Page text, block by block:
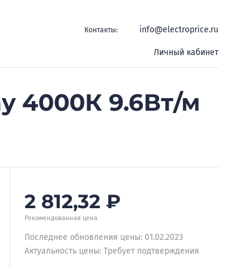
Контакты: info@electroprice.ru
Личный кабинет
4000К 9.6Вт/м
2 812,32 ₽
Рекомендованная цена
Последнее обновления цены: 01.02.2023
Актуальность цены: Требует подтверждения